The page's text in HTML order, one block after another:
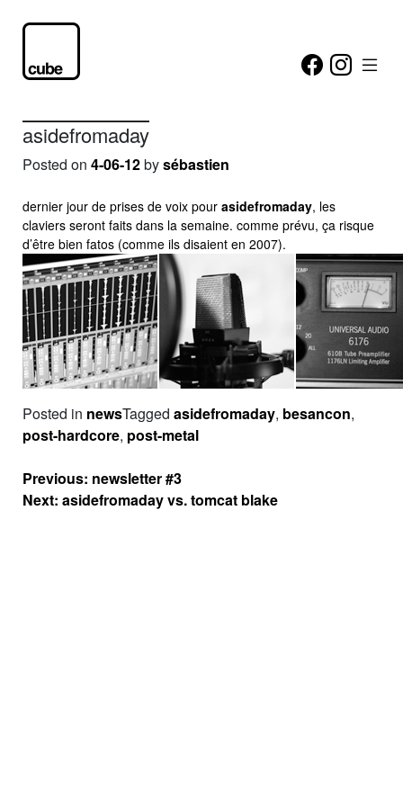
asidefromaday
Posted on 4-06-12bysébastien
dernier jour de prises de voix pour asidefromaday, les
claviers seront faits dans la semaine. comme prévu, ça risque
d’être bien fatos (comme ils disaient en 2007).
Posted in newsTagged asidefromaday, besancon,
post-hardcore, post-metal
Navigation
de
l’article
Previous: newsletter #3
Next: asidefromaday vs. tomcat blake